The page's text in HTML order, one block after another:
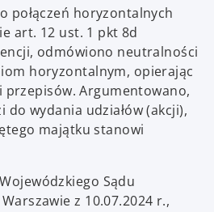
połączeń horyzontalnych
art. 12 ust. 1 pkt 8d
odmówiono neutralności
horyzontalnym, opierając
przepisów. Argumentowano,
wydania udziałów (akcji),
majątku stanowi
Sądu
z 10.07.2024 r.,